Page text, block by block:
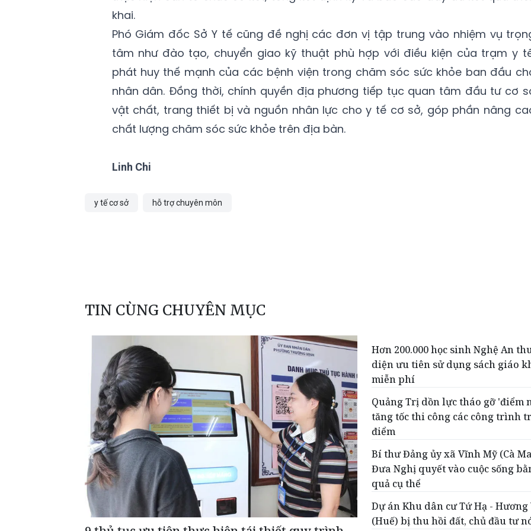
khai.
Phó Giám đốc Sở Y tế cũng đề nghị các đơn vị tập trung vào nhiệm vụ
tâm như đào tạo, chuyển giao kỹ thuật phù hợp với điều kiện của trạm y
phát huy thế mạnh của các bệnh viện trong chăm sóc sức khỏe ban đầu
nhân dân. Đồng thời, chính quyền địa phương tiếp tục quan tâm đầu tư cơ
vật chất, trang thiết bị và nguồn nhân lực cho y tế cơ sở, góp phần nâng
chất lượng chăm sóc sức khỏe trên địa bàn.
Linh Chi
y tế cơ sở hỗ trợ chuyên môn
TIN CÙNG CHUYÊN MỤC
Hơn 200.000 học sinh Nghệ An
diện ưu tiên sử dụng sách giáo
miễn phí
Quảng Trị dồn lực tháo gỡ 'điểm
tăng tốc thi công các công trình
điểm
Bí thư Đảng ủy xã Vĩnh Mỹ (Cà
Đưa Nghị quyết vào cuộc sống
quả cụ thể
Dự án Khu dân cư Tứ Hạ - Hương
(Huế) bị thu hồi đất, chủ đầu tư